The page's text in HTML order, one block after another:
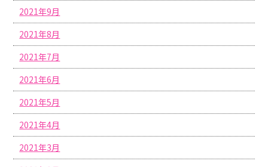
2021年9月
2021年8月
2021年7月
2021年6月
2021年5月
2021年4月
2021年3月